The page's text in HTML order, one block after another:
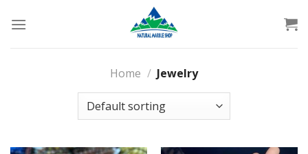
Home / Jewelry